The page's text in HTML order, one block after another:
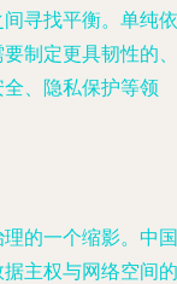
寻找平衡。单纯依
制定更具韧性的、
、隐私保护等领
的一个缩影。中国
主权与网络空间的